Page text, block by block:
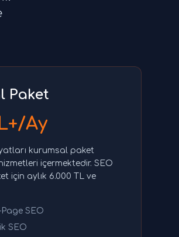
Paket
Ay
kurumsal paket
içermektedir. SEO
için aylık 6.000 TL ve
SEO
SEO